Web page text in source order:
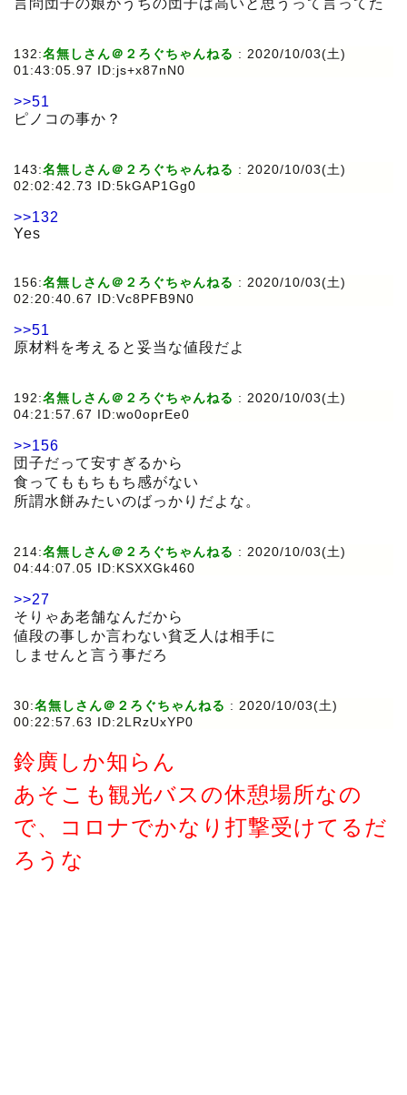
言問団子の娘がうちの団子は高いと思うって言ってた
132:名無しさん＠２ろぐちゃんねる : 2020/10/03(土)
01:43:05.97 ID:js+x87nN0
>>51
ピノコの事か？
143:名無しさん＠２ろぐちゃんねる : 2020/10/03(土)
02:02:42.73 ID:5kGAP1Gg0
>>132
Yes
156:名無しさん＠２ろぐちゃんねる : 2020/10/03(土)
02:20:40.67 ID:Vc8PFB9N0
>>51
原材料を考えると妥当な値段だよ
192:名無しさん＠２ろぐちゃんねる : 2020/10/03(土)
04:21:57.67 ID:wo0oprEe0
>>156
団子だって安すぎるから
食ってももちもち感がない
所謂水餅みたいのばっかりだよな。
214:名無しさん＠２ろぐちゃんねる : 2020/10/03(土)
04:44:07.05 ID:KSXXGk460
>>27
そりゃあ老舗なんだから
値段の事しか言わない貧乏人は相手に
しませんと言う事だろ
30:名無しさん＠２ろぐちゃんねる : 2020/10/03(土)
00:22:57.63 ID:2LRzUxYP0
鈴廣しか知らん
あそこも観光バスの休憩場所なの
で、コロナでかなり打撃受けてるだ
ろうな